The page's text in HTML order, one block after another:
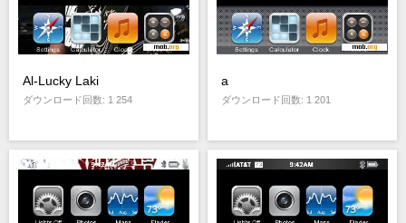
Al-Lucky Laki
ダウンロード回数: 1 254
a
ダウンロード回数: 1 201